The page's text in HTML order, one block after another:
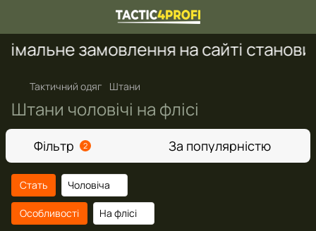
замовлення на сайті
Тактичний одяг Штани
Штани чоловічі на флісі
Фільтр 2 За популярністю
Стать Чоловіча
Особливості На флісі